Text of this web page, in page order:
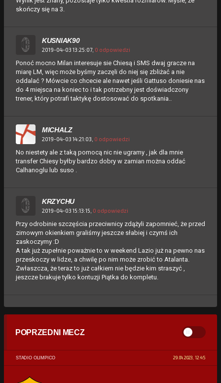
skończy się na 3.
KUSNIAK90
2019-04-03 13:25:07, 0 odpowiedzi
Ponoć mocno Milan interesuje sie Chiesą i SMS dwaj gracze na
miarę LM, więc może byśmy zaczęli do niej się zbliżać a nie
oddalać ? Mówcie co chcecie ale nawet jeśli Gattuso doniesie nas
do 4 miejsca na koniec to i tak potrzebny jest doświadczony
trener, który potrafi taktykę dostosować do spotkania..
MICHALZ
2019-04-03 14:21:03, 0 odpowiedzi
No niestety ale z taką pomocą nic nie ugramy , jak dla mnie
transfer Chiesy byłby bardzo dobry w zamian można oddać
Calhanoglu lub suso .
KRZYCHU
2019-04-03 15:13:15, 0 odpowiedzi
Przy odrobinie szczęścia przeciwnicy zdążyli zapomnieć, że przed
zimowym okienkiem graliśmy jeszcze słabiej i czymś ich
zaskoczymy :D
A tak już zupełnie poważnie to w weekend Lazio już na pewno nas
przeskoczy w lidze, a chwilę po nim może zrobić to Atalanta.
Zwłaszcza, że teraz to już całkiem nie będzie kim straszyć ,
jeszcze brakuje tylko kontuzji Piątka do kompletu.
POPRZEDNI MECZ
STADIO OLIMPICO 29.04.2023, 12:45